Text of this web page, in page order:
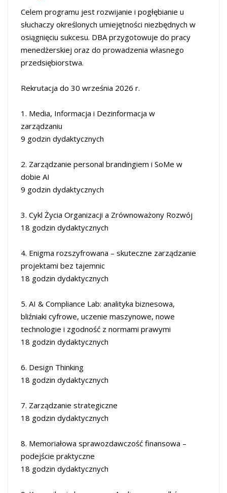
Celem programu jest rozwijanie i pogłębianie u
słuchaczy określonych umiejętności nie­zbędnych w
osiągnięciu sukcesu. DBA przygotowuje do pracy
menedżerskiej oraz do prowadzenia własnego
przedsiębiorstwa.
Rekrutacja do 30 września 2026 r.
1. Media, Informacja i Dezinformacja w
zarządzaniu
9 godzin dydaktycznych
2. Zarządzanie personal brandingiem i SoMe w
dobie AI
9 godzin dydaktycznych
3. Cykl Życia Organizacji a Zrównoważony Rozwój
18 godzin dydaktycznych
4. Enigma rozszyfrowana – skuteczne zarządzanie
projektami bez tajemnic
18 godzin dydaktycznych
5. AI & Compliance Lab: analityka biznesowa,
bliźniaki cyfrowe, uczenie maszynowe, nowe
technologie i zgodność z normami prawymi
18 godzin dydaktycznych
6. Design Thinking
18 godzin dydaktycznych
7. Zarządzanie strategiczne
18 godzin dydaktycznych
8. Memoriałowa sprawozdawczość finansowa –
podejście praktyczne
18 godzin dydaktycznych